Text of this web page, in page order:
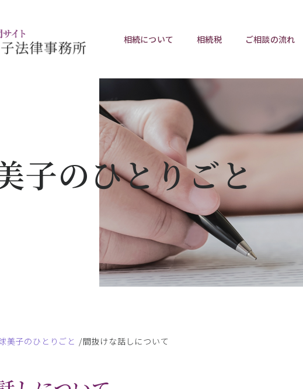
相続について
相続トラブルチェックリスト
相談関連書式ダウンロード 任意後見制度
相続税 ご相談の流れ
子のひとりごと
美子のひとりごと 間抜けな話しについて